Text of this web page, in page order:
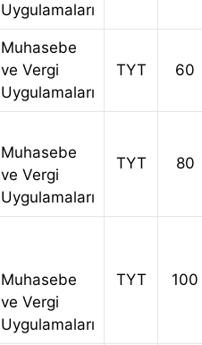
Uygulamaları
Muhasebe
ve Vergi
Uygulamaları
TYT 60
Muhasebe
ve Vergi
Uygulamaları
TYT 80
Muhasebe
ve Vergi
Uygulamaları
TYT 100